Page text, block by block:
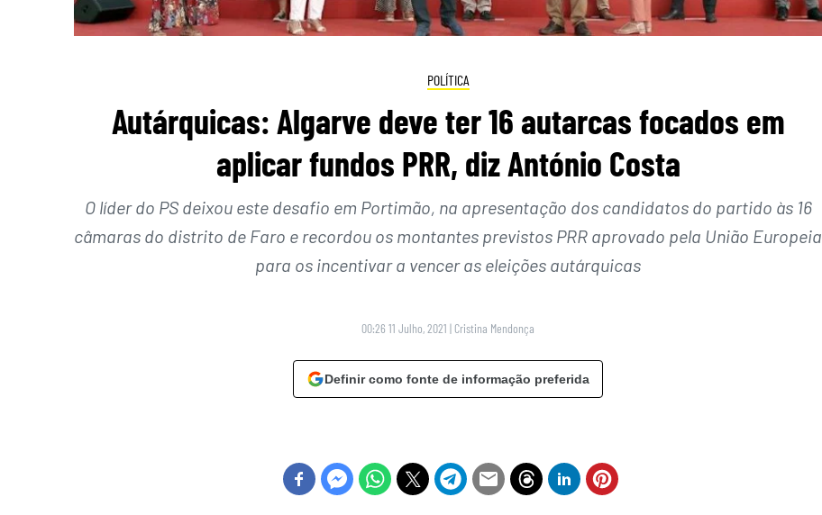
POLÍTICA
Autárquicas: Algarve deve ter 16 autarcas focados em
aplicar fundos PRR, diz António Costa
O líder do PS deixou este desafio em Portimão, na apresentação dos candidatos do partido às 16
câmaras do distrito de Faro e recordou os montantes previstos PRR aprovado pela União Europeia
para os incentivar a vencer as eleições autárquicas
00:26 11 Julho, 2021 | Cristina Mendonça
Definir como fonte de informação preferida